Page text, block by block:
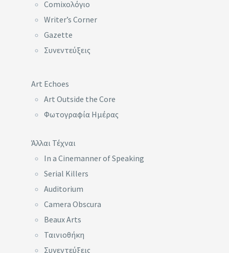
Comixoλόγιο
Writer’s Corner
Gazette
Συνεντεύξεις
Art Echoes
Art Outside the Core
Φωτογραφία Ημέρας
Άλλαι Τέχναι
In a Cinemanner of Speaking
Serial Killers
Auditorium
Camera Obscura
Beaux Arts
Ταινιοθήκη
Συνεντεύξεις